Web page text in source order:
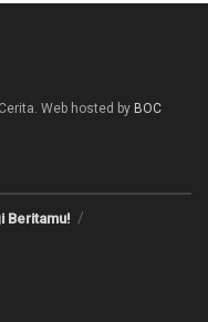
Web hosted by BOC
Beritamu!